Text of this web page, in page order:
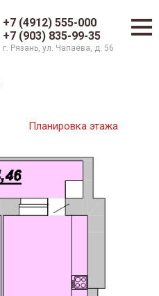
+7 (4912) 555-000
+7 (903) 835-99-35
г. Рязань, ул. Чапаева, д. 56
Планировка этажа